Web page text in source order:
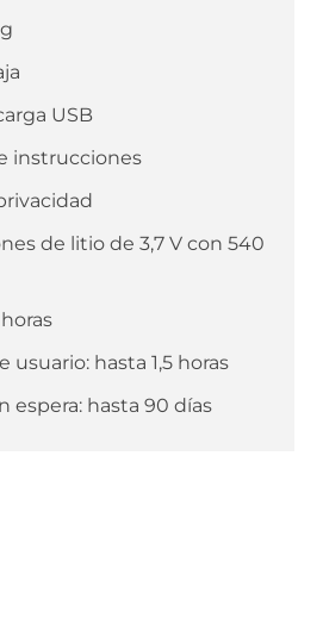
USB
instrucciones
de litio de 3,7 V con 540
horas
usuario: hasta 1,5 horas
espera: hasta 90 días